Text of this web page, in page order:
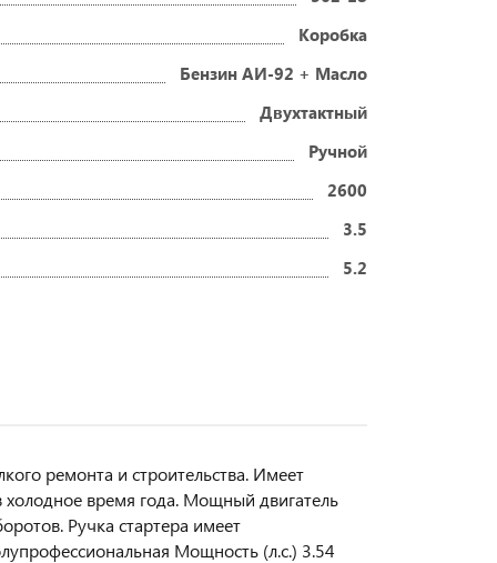
Коробка
Бензин АИ-92 + Масло
Двухтактный
Ручной
2600
3.5
5.2
ремонта и строительства. Имеет
время года. Мощный двигатель
Ручка стартера имеет
Мощность (л.с.) 3.54